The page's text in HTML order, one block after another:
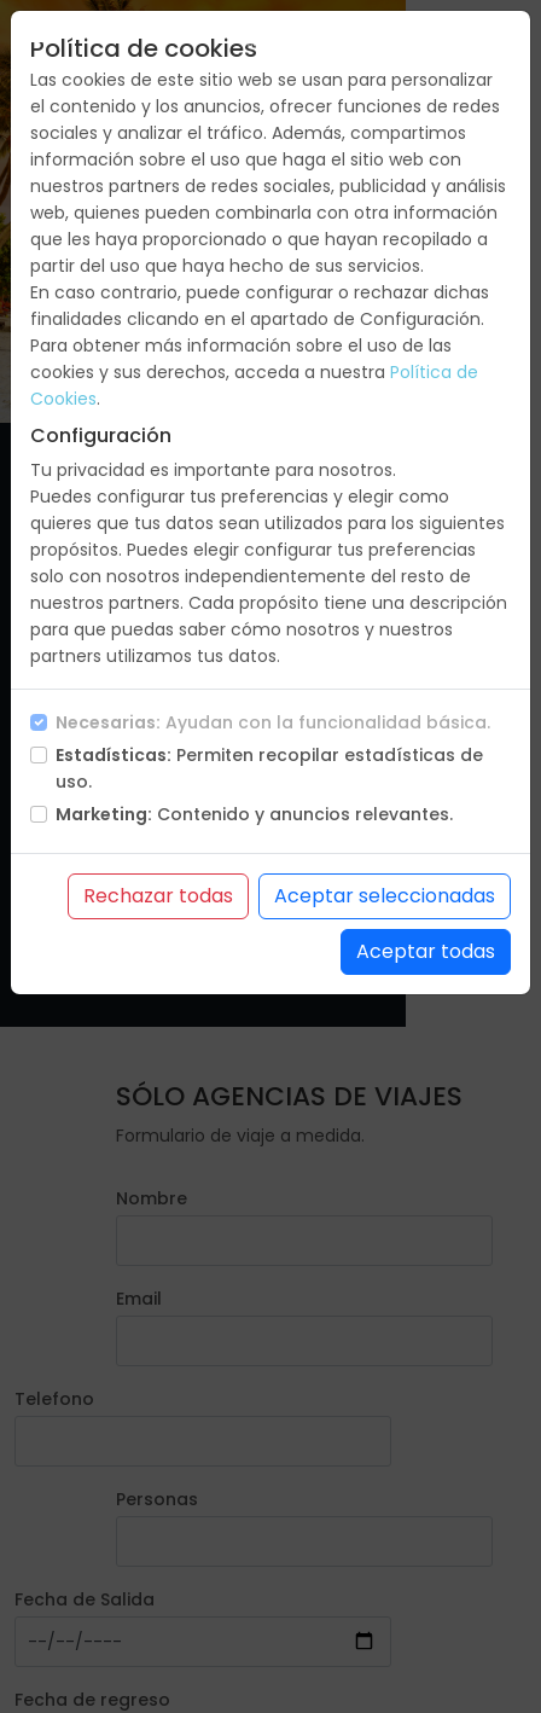
VIAJE A MEDIDA
POLINESIA
MOOREA, BORA
BORA Y PAPEETE
Direccion
C/Méndez Álvaro, 9 Planta 2 , 28045 Madrid
Email
info@destinosdelmundo.es
Teléfono
SÓLO AGENCIAS DE VIAJES
Formulario de viaje a medida.
Nombre
Email
Telefono
Personas
Fecha de Salida
Fecha de regreso
Política de cookies
Las cookies de este sitio web se usan para personalizar
el contenido y los anuncios, ofrecer funciones de redes
sociales y analizar el tráfico. Además, compartimos
información sobre el uso que haga el sitio web con
nuestros partners de redes sociales, publicidad y análisis
web, quienes pueden combinarla con otra información
que les haya proporcionado o que hayan recopilado a
partir del uso que haya hecho de sus servicios.
En caso contrario, puede configurar o rechazar dichas
finalidades clicando en el apartado de Configuración.
Para obtener más información sobre el uso de las
cookies y sus derechos, acceda a nuestra Política de
Cookies.
Configuración
Tu privacidad es importante para nosotros.
Puedes configurar tus preferencias y elegir como
quieres que tus datos sean utilizados para los siguientes
propósitos. Puedes elegir configurar tus preferencias
solo con nosotros independientemente del resto de
nuestros partners. Cada propósito tiene una descripción
para que puedas saber cómo nosotros y nuestros
partners utilizamos tus datos.
Necesarias: Ayudan con la funcionalidad básica.
Estadísticas: Permiten recopilar estadísticas de
uso.
Marketing: Contenido y anuncios relevantes.
Rechazar todas
Aceptar seleccionadas
Aceptar todas